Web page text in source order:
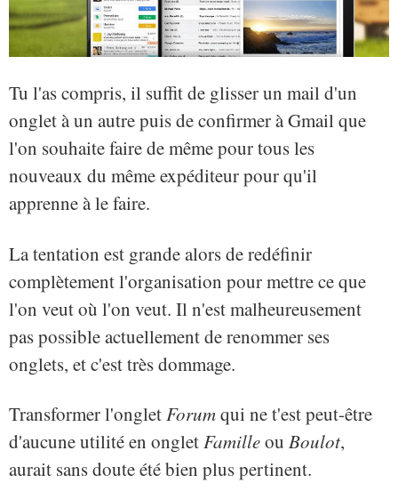
Tu l'as compris, il suffit de glisser un mail d'un
onglet à un autre puis de confirmer à Gmail que
l'on souhaite faire de même pour tous les
nouveaux du même expéditeur pour qu'il
apprenne à le faire.
La tentation est grande alors de redéfinir
complètement l'organisation pour mettre ce que
l'on veut où l'on veut. Il n'est malheureusement
pas possible actuellement de renommer ses
onglets, et c'est très dommage.
Transformer l'ongletForumqui ne t'est peut-être
d'aucune utilité en ongletFamilleou Boulot,
aurait sans doute été bien plus pertinent.